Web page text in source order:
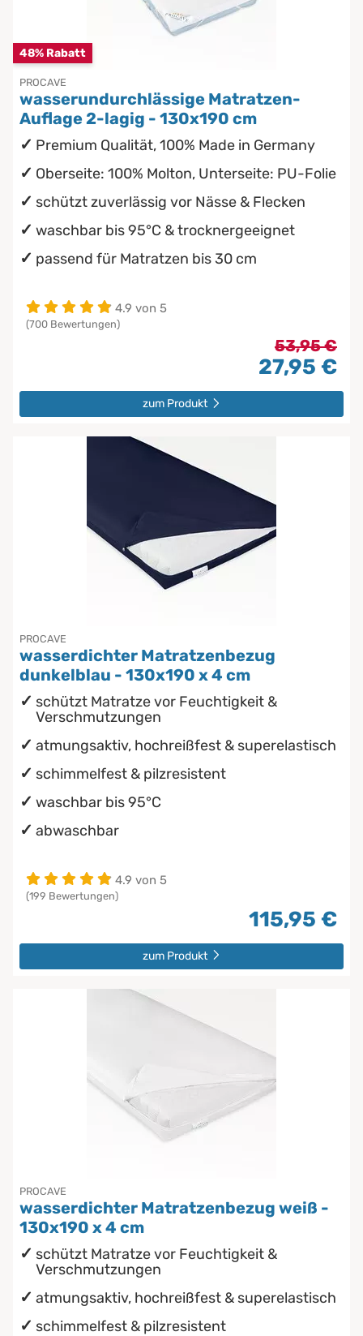
48% Rabatt
PROCAVE
wasserundurchlässige Matratzen-
Auflage 2-lagig - 130x190 cm
Premium Qualität, 100% Made in Germany
Oberseite: 100% Molton, Unterseite: PU-Folie
schützt zuverlässig vor Nässe & Flecken
waschbar bis 95°C & trocknergeeignet
passend für Matratzen bis 30 cm
4.9 von 5
(700 Bewertungen)
53,95 €
27,95 €
zum Produkt
PROCAVE
wasserdichter Matratzenbezug
dunkelblau - 130x190 x 4 cm
schützt Matratze vor Feuchtigkeit &
Verschmutzungen
atmungsaktiv, hochreißfest & superelastisch
schimmelfest & pilzresistent
waschbar bis 95°C
abwaschbar
4.9 von 5
(199 Bewertungen)
115,95 €
zum Produkt
PROCAVE
wasserdichter Matratzenbezug weiß -
130x190 x 4 cm
schützt Matratze vor Feuchtigkeit &
Verschmutzungen
atmungsaktiv, hochreißfest & superelastisch
schimmelfest & pilzresistent
Babymatratzen
Antidekubitusmatratzen
Pflegematratzen
Matratzen nach Maß
Die beste Schlafposition finden
Die besten Sommerbettdecken
Die richtige Matratze kaufen